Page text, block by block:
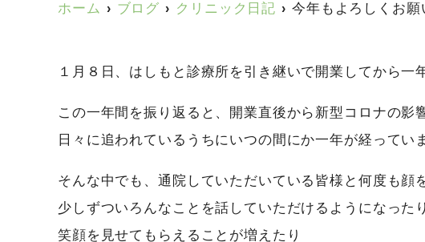
ホーム ブログ クリニック日記 今年もよろしくお願
１月８日、はしもと診療所を引き継いで開業してから一
この一年間を振り返ると、開業直後から新型コロナの影
日々に追われているうちにいつの間にか一年が経ってい
そんな中でも、通院していただいている皆様と何度も顔
少しずついろんなことを話していただけるようになったり
笑顔を見せてもらえることが増えたり